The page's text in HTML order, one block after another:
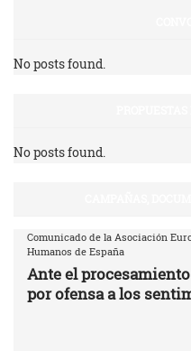
No posts found.
No posts found.
Comunicado de la Asociación
Humanos de España
Ante el
por ofensa a los